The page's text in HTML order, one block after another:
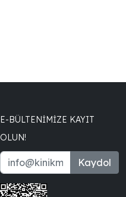
E-BÜLTENIMIZE KAYIT
OLUN!
Kaydol